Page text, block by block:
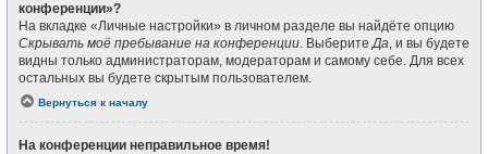
конференции»?
На вкладке «Личные настройки» в личном разделе вы найдёте опцию
Скрывать моё пребывание на конференции. ВыберитеДа, и вы будете
видны только администраторам, модераторам и самому себе. Для всех
остальных вы будете скрытым пользователем.
Вернуться к началу
На конференции неправильное время!